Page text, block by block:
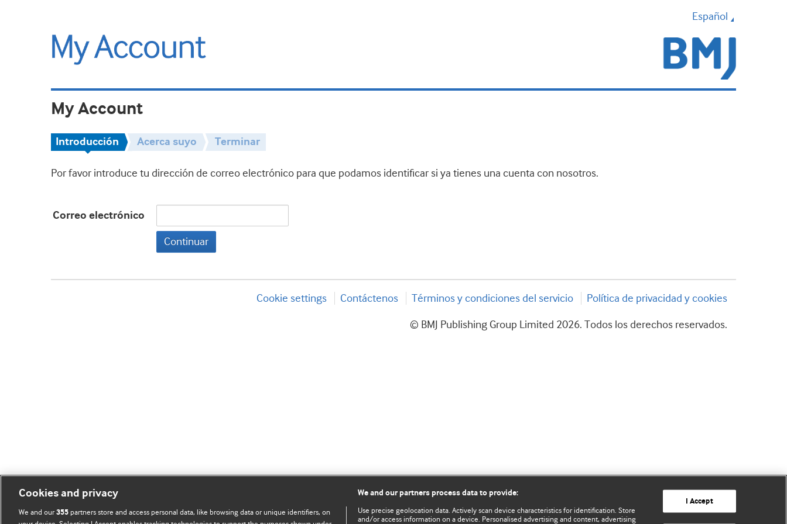
Español
My Account
Introducción Acerca suyo Terminar
Por favor introduce tu dirección de correo electrónico para que podamos identificar si ya tienes una cuenta con nosotros.
Correo electrónico
Continuar
Cookie settings Contáctenos Términos y condiciones del servicio Política de privacidad y cookies
© BMJ Publishing Group Limited 2026. Todos los derechos reservados.
Cookies and privacy
We and our355 partners store and access personal data, like browsing data or unique identifiers, on
We and our partners process data to provide:
Use precise geolocation data. Actively scan device characteristics for identification. Store
and/or access information on a device. Personalised advertising and content, advertising
I Accept